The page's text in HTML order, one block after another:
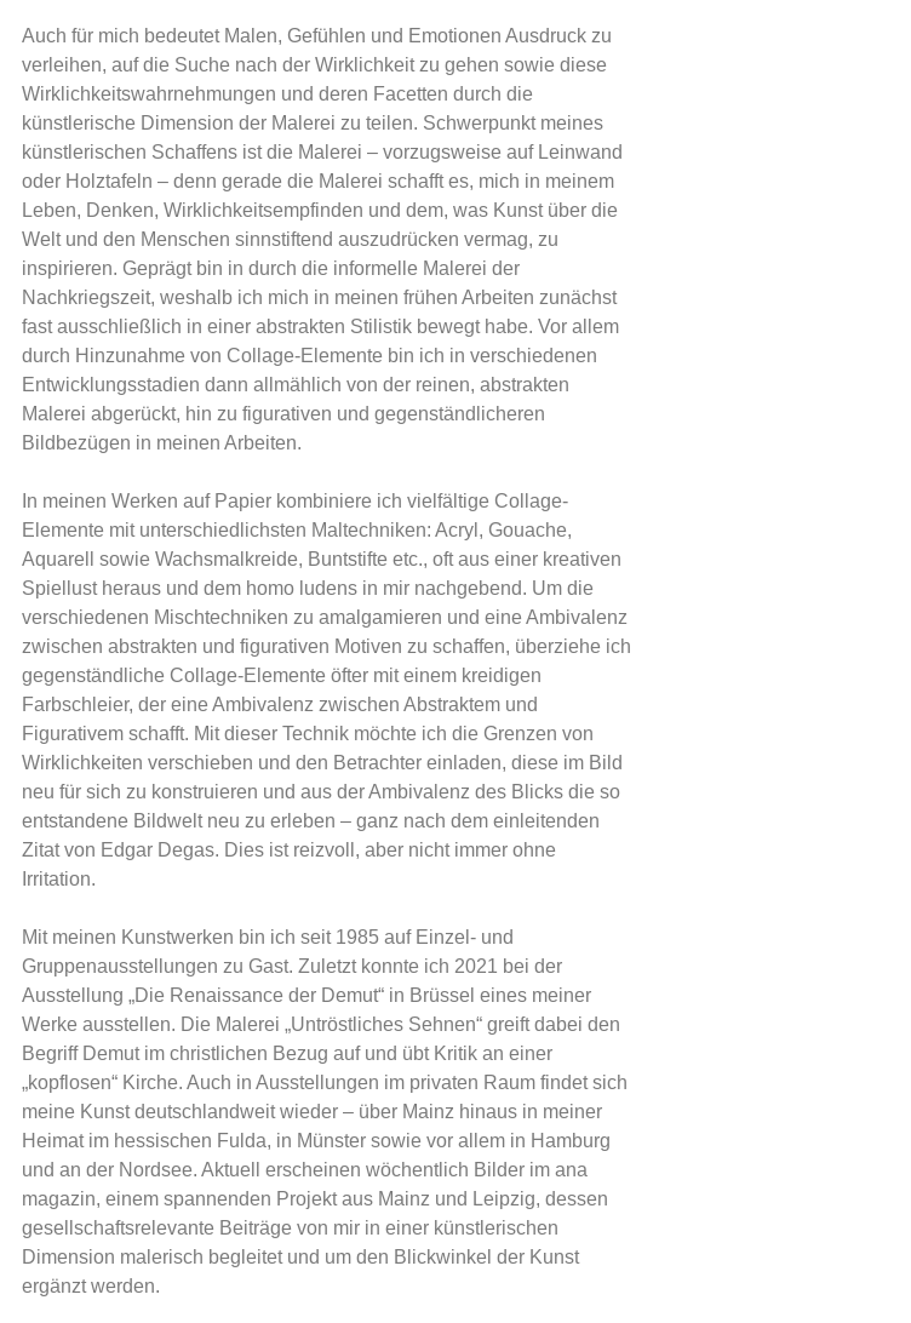
Auch für mich bedeutet Malen, Gefühlen und Emotionen Ausdruck zu
verleihen, auf die Suche nach der Wirklichkeit zu gehen sowie diese
Wirklichkeitswahrnehmungen und deren Facetten durch die
künstlerische Dimension der Malerei zu teilen. Schwerpunkt meines
künstlerischen Schaffens ist die Malerei – vorzugsweise auf Leinwand
oder Holztafeln – denn gerade die Malerei schafft es, mich in meinem
Leben, Denken, Wirklichkeitsempfinden und dem, was Kunst über die
Welt und den Menschen sinnstiftend auszudrücken vermag, zu
inspirieren. Geprägt bin in durch die informelle Malerei der
Nachkriegszeit, weshalb ich mich in meinen frühen Arbeiten zunächst
fast ausschließlich in einer abstrakten Stilistik bewegt habe. Vor allem
durch Hinzunahme von Collage-Elemente bin ich in verschiedenen
Entwicklungsstadien dann allmählich von der reinen, abstrakten
Malerei abgerückt, hin zu figurativen und gegenständlicheren
Bildbezügen in meinen Arbeiten.
In meinen Werken auf Papier kombiniere ich vielfältige Collage-
Elemente mit unterschiedlichsten Maltechniken: Acryl, Gouache,
Aquarell sowie Wachsmalkreide, Buntstifte etc., oft aus einer kreativen
Spiellust heraus und dem homo ludens in mir nachgebend. Um die
verschiedenen Mischtechniken zu amalgamieren und eine Ambivalenz
zwischen abstrakten und figurativen Motiven zu schaffen, überziehe ich
gegenständliche Collage-Elemente öfter mit einem kreidigen
Farbschleier, der eine Ambivalenz zwischen Abstraktem und
Figurativem schafft. Mit dieser Technik möchte ich die Grenzen von
Wirklichkeiten verschieben und den Betrachter einladen, diese im Bild
neu für sich zu konstruieren und aus der Ambivalenz des Blicks die so
entstandene Bildwelt neu zu erleben – ganz nach dem einleitenden
Zitat von Edgar Degas. Dies ist reizvoll, aber nicht immer ohne
Irritation.
Mit meinen Kunstwerken bin ich seit 1985 auf Einzel- und
Gruppenausstellungen zu Gast. Zuletzt konnte ich 2021 bei der
Ausstellung „Die Renaissance der Demut“ in Brüssel eines meiner
Werke ausstellen. Die Malerei „Untröstliches Sehnen“ greift dabei den
Begriff Demut im christlichen Bezug auf und übt Kritik an einer
„kopflosen“ Kirche. Auch in Ausstellungen im privaten Raum findet sich
meine Kunst deutschlandweit wieder – über Mainz hinaus in meiner
Heimat im hessischen Fulda, in Münster sowie vor allem in Hamburg
und an der Nordsee. Aktuell erscheinen wöchentlich Bilder im ana
magazin, einem spannenden Projekt aus Mainz und Leipzig, dessen
gesellschaftsrelevante Beiträge von mir in einer künstlerischen
Dimension malerisch begleitet und um den Blickwinkel der Kunst
ergänzt werden.